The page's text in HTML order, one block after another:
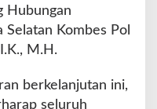
Hubungan
Kombes Pol
M.H.
berkelanjutan ini,
seluruh